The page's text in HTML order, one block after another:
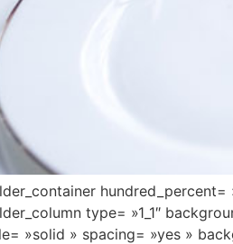
type= »1_1″
»solid » spacing= »yes »